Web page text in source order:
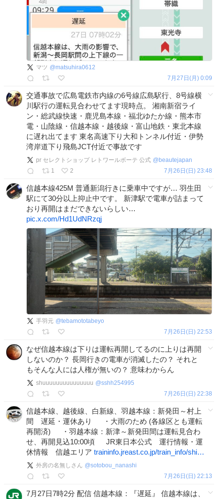
マツ @matsuhira0612
7月27日(月) 0:09
交通事故で広島電鉄市内線の6号線広島駅行、8号線横
川駅行の運転見合わせてます現時点。 湘南新宿ライ
ン・総武線快速・鹿児島本線・福北ゆたか線・熊本市
電・山陰線・信越本線・越後線・富山地鉄・東北本線
に遅れ出てます 東名高速下り大和トンネル付近・伊勢
湾岸道下り飛島JCT付近で事故です
pr セレクトショップ レトワールボーテ 公式 @beautejapan
1
2 7月26日(日) 23:48
信越本線425M 普通新潟行きに乗車中ですが… 羽生田
駅にて30分以上抑止中です。 新津駅で電車が詰まって
おり再開はまだできないらしい…
pic.x.com/Hd1UdNRzqj
手羽元 @tebamototabeyo
7月26日(日) 22:53
なぜ信越本線は下りは運転再開してるのに上りは再開
しないのか？ 長岡行きの電車が消滅したの？ それと
もそんな人には人権が無いの？ 意味わからん
shuuuuuuuuuuuuuuu @sshh254995
7月26日(日) 22:38
信越本線、越後線、白新線、羽越本線：新発田～村上
間 遅延・運休あり ・大雨のため (各線区とも運転
再開済) ・羽越本線：新津～新発田間は運転見合わ
せ、再開見込10:00頃 JR東日本公式 運行情報・運
休情報 信越エリア traininfo.jreast.co.jp/train_info/shi…
外房の名無しさん @sotobou_nanashi
7月26日(日) 22:13
7月27日7時2分 配信 信越本線：『遅延』 信越本線は、